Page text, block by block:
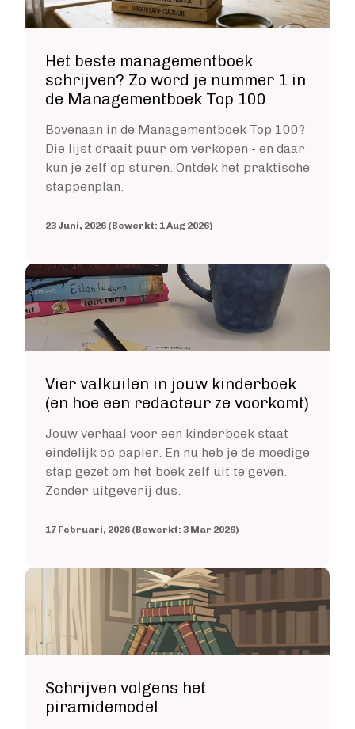
Levertijden
Offset drukken
Hoe werkt offset drukken
Levertijden
Boek uitgeven
ALGEMEEN
Boek uitgeven
ISBN aanvragen
Kosten
Boek uitgeven via Bol.com
Boek uitgeven via Centraal Boekhuis
Boek uitgeven via Managementboek.nl
Stappenplan
Boek uitgeven via Boekenbestellen.nl
Boek uitgeven via eigen website
Boek uitgeven als e-book
Wat is een e-book?
E-book opmaken
Stappenplan
Boek redigeren
BOEK MAKEN
Boek maken
Lifestyle boek
Kennis boek
Het beste managementboek
schrijven? Zo word je nummer 1 in
de Managementboek Top 100
Bovenaan in de Managementboek Top 100?
Die lijst draait puur om verkopen - en daar
kun je zelf op sturen. Ontdek het praktische
stappenplan.
23 Juni, 2026 (Bewerkt: 1 Aug 2026)
Image
Vier valkuilen in jouw kinderboek
(en hoe een redacteur ze voorkomt)
Jouw verhaal voor een kinderboek staat
eindelijk op papier. En nu heb je de moedige
stap gezet om het boek zelf uit te geven.
Zonder uitgeverij dus.
17 Februari, 2026 (Bewerkt: 3 Mar 2026)
Image
Schrijven volgens het
piramidemodel